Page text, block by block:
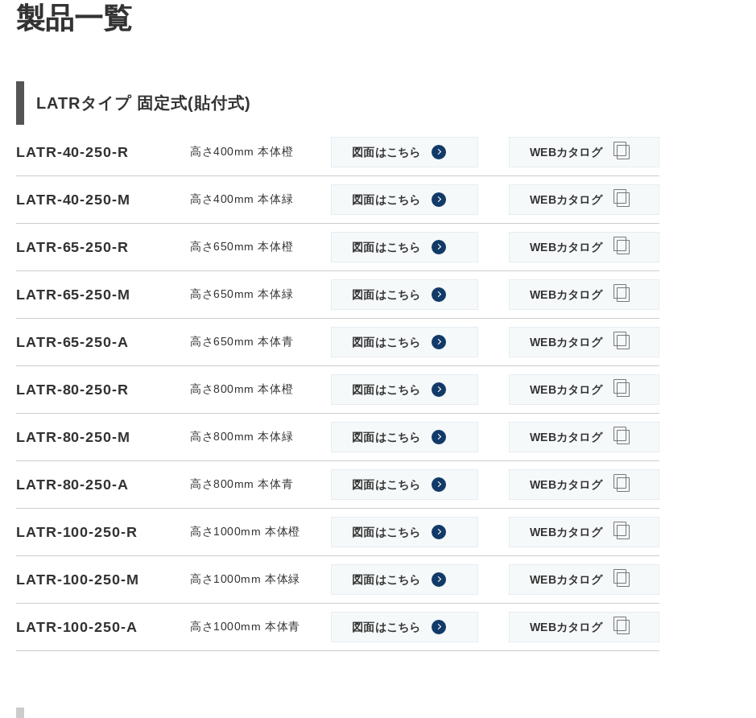
製品一覧
LATRタイプ 固定式(貼付式)
LATR-40-250-R 高さ400mm 本体橙 図面はこちら WEBカタログ
LATR-40-250-M 高さ400mm 本体緑 図面はこちら WEBカタログ
LATR-65-250-R 高さ650mm 本体橙 図面はこちら WEBカタログ
LATR-65-250-M 高さ650mm 本体緑 図面はこちら WEBカタログ
LATR-65-250-A 高さ650mm 本体青 図面はこちら WEBカタログ
LATR-80-250-R 高さ800mm 本体橙 図面はこちら WEBカタログ
LATR-80-250-M 高さ800mm 本体緑 図面はこちら WEBカタログ
LATR-80-250-A 高さ800mm 本体青 図面はこちら WEBカタログ
LATR-100-250-R 高さ1000mm 本体橙 図面はこちら WEBカタログ
LATR-100-250-M 高さ1000mm 本体緑 図面はこちら WEBカタログ
LATR-100-250-A 高さ1000mm 本体青 図面はこちら WEBカタログ